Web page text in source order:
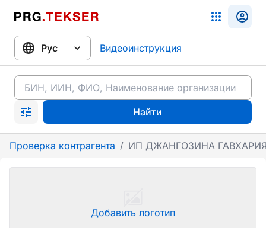
Видеоинструкция
Найти
Проверка контрагента / ИП ДЖАНГОЗИНА
Добавить логотип